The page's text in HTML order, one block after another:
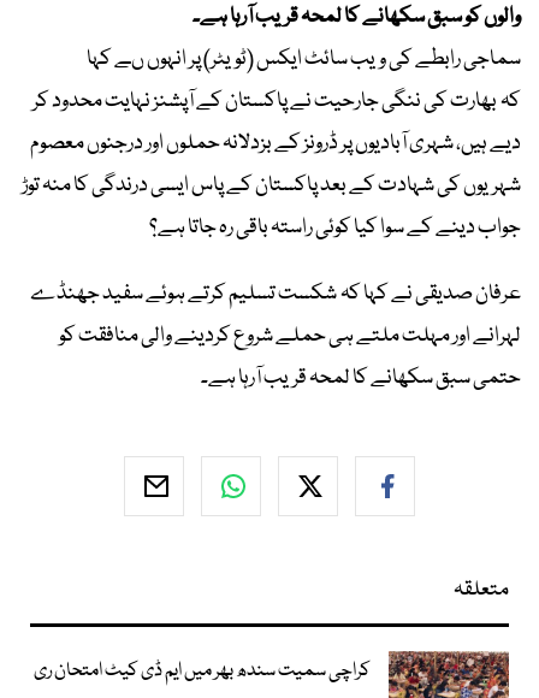
والوں کو سبق سکھانے کا لمحہ قریب آرہا ہے۔
سماجی رابطے کی ویب سائٹ ایکس (ٹویٹر) پر انہوں ںے کہا
کہ ‏بھارت کی ننگی جارحیت نے پاکستان کے آپشنز نہایت محدود کر
دیے ہیں، شہری آبادیوں پر ڈرونز کے بزدلانہ حملوں اور درجنوں معصوم
شہریوں کی شہادت کے بعد پاکستان کے پاس ایسی درندگی کا منہ توڑ
جواب دینے کے سوا کیا کوئی راستہ باقی رہ جاتا ہے؟
عرفان صدیقی نے کہا کہ شکست تسلیم کرتے ہوئے سفید جھنڈے
لہرانے اور مہلت ملتے ہی حملے شروع کردینے والی منافقت کو
حتمی سبق سکھانے کا لمحہ قریب آرہا ہے۔
متعلقہ
کراچی سمیت سندھ بھر میں ایم ڈی کیٹ امتحان ری